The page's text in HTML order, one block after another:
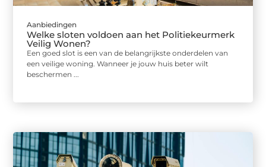
Aanbiedingen
Welke sloten voldoen aan het Politiekeurmerk
Veilig Wonen?
Een goed slot is een van de belangrijkste onderdelen van
een veilige woning. Wanneer je jouw huis beter wilt
beschermen ...